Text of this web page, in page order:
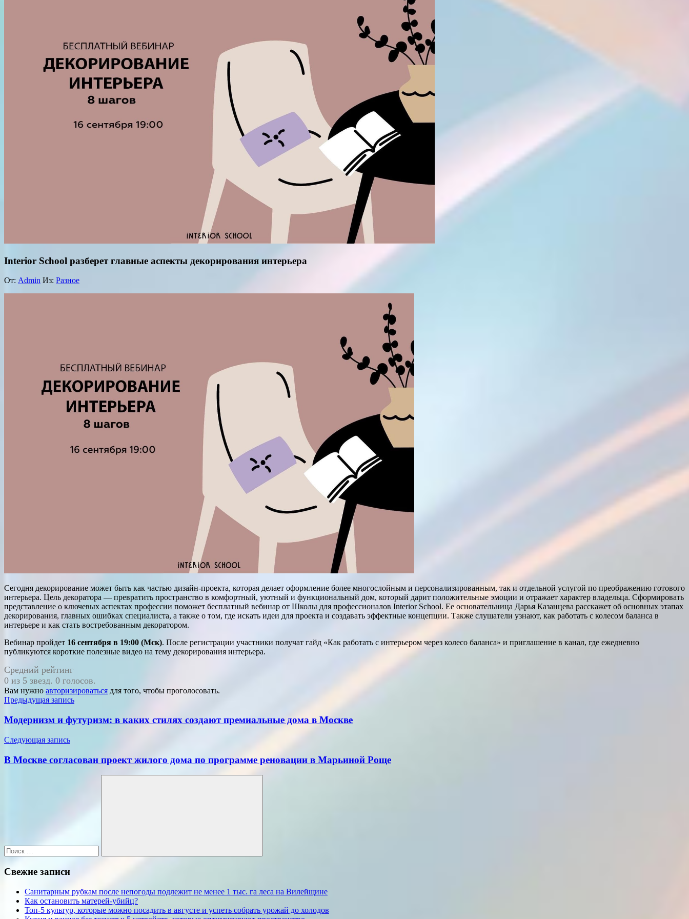
Interior School разберет главные аспекты декорирования интерьера
От: Admin Из: Разное
Сегодня декорирование может быть как частью дизайн-проекта, которая делает оформление более многослойным и персонализированным, так и отдельной услугой по преображению готового
интерьера. Цель декоратора — превратить пространство в комфортный, уютный и функциональный дом, который дарит положительные эмоции и отражает характер владельца. Сформировать
представление о ключевых аспектах профессии поможет бесплатный вебинар от Школы для профессионалов Interior School. Ее основательница Дарья Казанцева расскажет об основных этапах
декорирования, главных ошибках специалиста, а также о том, где искать идеи для проекта и создавать эффектные концепции. Также слушатели узнают, как работать с колесом баланса в
интерьере и как стать востребованным декоратором.
Вебинар пройдет 16 сентября в 19:00 (Мск). После регистрации участники получат гайд «Как работать с интерьером через колесо баланса» и приглашение в канал, где ежедневно
публикуются короткие полезные видео на тему декорирования интерьера.
Средний рейтинг
0 из 5 звезд. 0 голосов.
Вам нужно авторизироваться для того, чтобы проголосовать.
Навигация
по
записям
Предыдущая запись
Модернизм и футуризм: в каких стилях создают премиальные дома в Москве
Следующая запись
В Москве согласован проект жилого дома по программе реновации в Марьиной Роще
Поиск
Свежие записи
Санитарным рубкам после непогоды подлежит не менее 1 тыс. га леса на Вилейщине
Как остановить матерей-убийц?
Топ-5 культур, которые можно посадить в августе и успеть собрать урожай до холодов